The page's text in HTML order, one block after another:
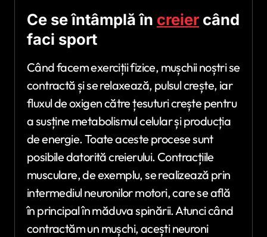
Ce se întâmplă în creier când
faci sport
Când facem exerciții fizice, mușchii noștri se
contractă și se relaxează, pulsul crește, iar
fluxul de oxigen către țesuturi crește pentru
a susține metabolismul celular și producția
de energie. Toate aceste procese sunt
posibile datorită creierului. Contracțiile
musculare, de exemplu, se realizează prin
intermediul neuronilor motori, care se află
în principal în măduva spinării. Atunci când
contractăm un mușchi, acești neuroni